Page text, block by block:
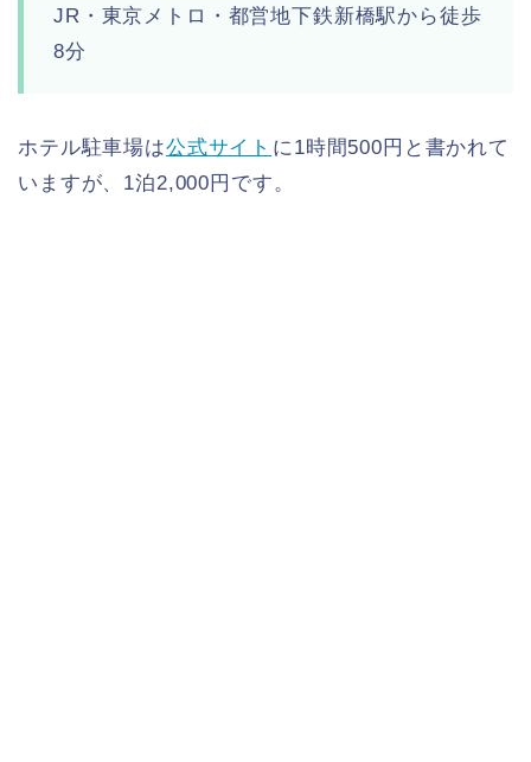
JR・東京メトロ・都営地下鉄新橋駅から徒歩
8分
ホテル駐車場は公式サイト に1時間500円と書かれて
いますが、1泊2,000円です。